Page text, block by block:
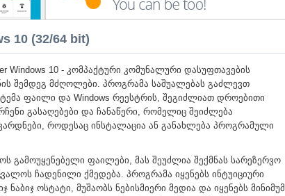
10 (32/64 bit)
Windows 10 - კომპაქტური კომუნალური დასუფთავების
შემდეგ მძღოლები. პროგრამა საშუალებას გაძლევთ
ფაილი და Windows რეესტრის, შეგიძლიათ დროებითი
გასაღებები და ჩანაწერი, რომელიც შეიძლება
როდესაც ინსტალაცია ან განახლება პროგრამული
გამოუყენებელი ფაილები, მას შეუძლია შექმნას სარეზერვო
ჩადენილი ქმედება. პროგრამა იყენებს ინტუიციური
ოსტატი, მუშაობს ნებისმიერი მედია და იყენებს მინიმუმ